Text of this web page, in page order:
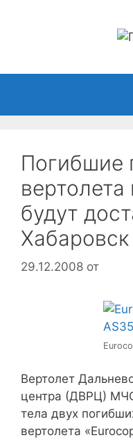
Погибшие
будут
Хабаровск
29.12.2008 от
Вертолет
центра (ДВРЦ)
тела двух
вертолета